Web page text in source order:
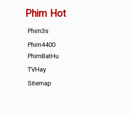
Phim Hot
Phim3s
Phim4400
PhimBatHu
TVHay
Sitemap